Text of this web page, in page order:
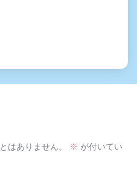
はありません。 ※ が付いてい